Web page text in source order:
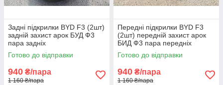
Задні підкрилки BYD F3 (2шт)
задній захист арок БУД Ф3
пара задніх
Готово до відправки
940 ₴/пара
1 160 ₴/пара
Передні підкрилки BYD F3
(2шт) передній захист арок
БИД Ф3 пара передніх
Готово до відправки
940 ₴/пара
1 160 ₴/пара